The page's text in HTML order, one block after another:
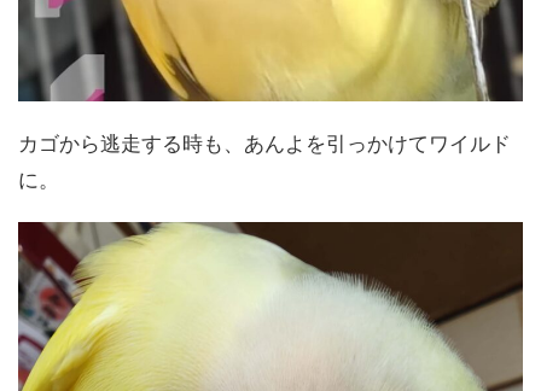
カゴから逃走する時も、あんよを引っかけてワイルド
に。